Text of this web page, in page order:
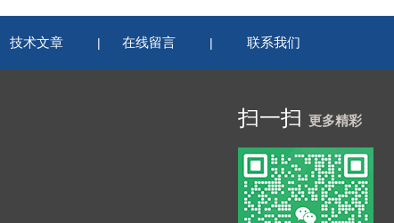
技术文章 | 在线留言 | 联系我们
扫一扫 更多精彩